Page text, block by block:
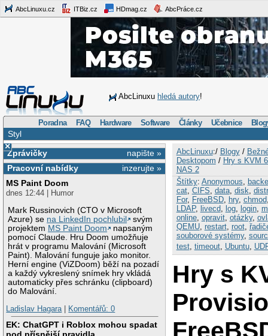
AbcLinuxu.cz ITBiz.cz HDmag.cz AbcPráce.cz
AbcLinuxu hledá autory!
Poradna FAQ Hardware Software Články Učebnice
Styl
×
napište »
Zprávičky
inzerujte »
Pracovní nabídky
MS Paint Doom
dnes 12:44 | Humor
Mark Russinovich (CTO v Microsoft
Azure) se na LinkedIn pochlubil
svým
projektem MS Paint Doom
napsaným
pomocí Claude. Hru Doom umožňuje
hrát v programu Malování (Microsoft
Paint). Malování funguje jako monitor.
Herní engine (ViZDoom) běží na pozadí
a každý vykreslený snímek hry vkládá
automaticky přes schránku (clipboard)
do Malování.
Ladislav Hagara| Komentářů: 0
EK: ChatGPT i Roblox mohou spadat
AbcLinuxu:/ Blogy/
Desktopom / Hry s KVM
NAS 2
Štítky: Anonymous,
cat, CIFS, data, disk,
For, FreeBSD, hry, chmod
LDAP, livecd, log, login,
online, opravit, otázky,
QEMU, restart, root,
souborové systémy,
test, timeout, Ubuntu,
Hry s